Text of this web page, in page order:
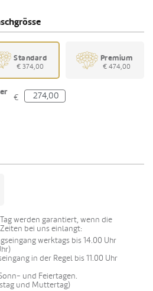
Standard
€ 374,00
Premium
€ 474,00
€
werden garantiert, wenn die
bei uns einlangt:
werktags bis 14.00 Uhr
in der Regel bis 11.00 Uhr
und Feiertagen.
und Muttertag)